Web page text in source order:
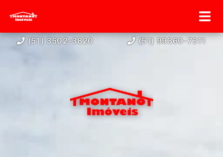
(51) 3502-3820 (51) 99360-7311